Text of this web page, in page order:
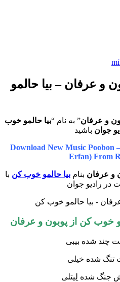
و عرفان – بیا حالمو
و عرفان” به نام “بیا حالمو خوب
جوان باشید
Download New Music Poobon –
Erfan) From
و عرفان بنامبیا حالمو خوب کن با
در رادیو جوان
خوب کن ازپوبون و عرفان
چند شده بیبی
تنگ شده خیلی
جنگ شده لِیتلی